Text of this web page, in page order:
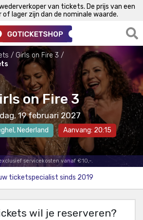
van tickets. De prijs van een
lager zijn dan de nominale waarde.
Girls on Fire 3
on Fire 3
19 februari 2027
, Nederland Aanvang: 20:15
servicekosten vanaf €10,-.
ticketspecialist sinds 2019
wil je reserveren?